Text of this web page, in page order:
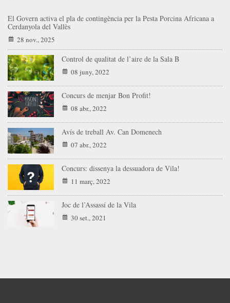
El Govern activa el pla de contingència per la Pesta Porcina Africana a
Cerdanyola del Vallès
28 nov., 2025
Control de qualitat de l’aire de la Sala B
08 juny, 2022
Concurs de menjar Bon Profit!
08 abr., 2022
Avís de treball Av. Can Domenech
07 abr., 2022
Concurs: dissenya la dessuadora de Vila!
11 març, 2022
Joc de l’Assassí de la Vila
30 set., 2021